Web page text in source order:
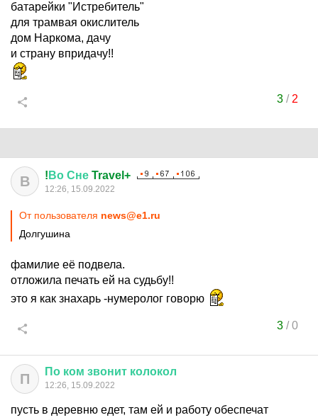
батарейки "Истребитель"
для трамвая окислитель
дом Наркома, дачу
и страну впридачу!!
3/ 2
В ! Во Сне Travel+
12:26, 15.09.2022
От пользователя news@e1.ru
Долгушина
фамилие её подвела.
отложила печать ей на судьбу!!
это я как знахарь -нумеролог говорю
3/0
П По ком звонит колокол
12:26, 15.09.2022
пусть в деревню едет, там ей и работу обеспечат